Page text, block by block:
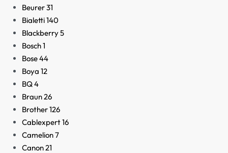
Beurer31
Bialetti140
Blackberry5
Bosch1
Bose44
Boya 12
BQ4
Braun26
Brother126
Cablexpert16
Camelion7
Canon21